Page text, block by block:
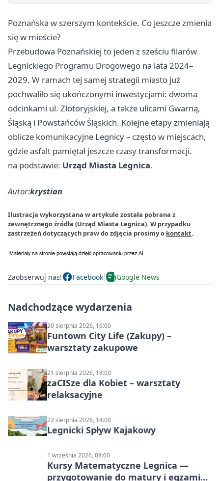
Poznańska w szerszym kontekście. Co jeszcze zmienia
się w mieście?
Przebudowa Poznańskiej to jeden z sześciu filarów
Legnickiego Programu Drogowego na lata 2024–
2029. W ramach tej samej strategii miasto już
pochwaliło się ukończonymi inwestycjami: dwoma
odcinkami ul. Złotoryjskiej, a także ulicami Gwarną,
Śląską i Powstańców Śląskich. Kolejne etapy zmieniają
oblicze komunikacyjne Legnicy – często w miejscach,
gdzie asfalt pamiętał jeszcze czasy transformacji.
na podstawie: Urząd Miasta Legnica.
Autor:krystian
Ilustracja wykorzystana w artykule została pobrana z
zewnętrznego źródła (Urząd Miasta Legnica). W przypadku
zastrzeżeń dotyczących praw do zdjęcia prosimy o kontakt.
Zaobserwuj nas! Facebook Google News
Nadchodzące wydarzenia
20 sierpnia 2026, 16:00
Funtown City Life (Zakupy) –
warsztaty zakupowe
21 sierpnia 2026, 18:00
zaCISze dla Kobiet – warsztaty
relaksacyjne
22 sierpnia 2026, 14:00
Legnicki Spływ Kajakowy
1 września 2026, 08:00
Kursy Matematyczne Legnica —
przygotowanie do matury i egzaminu